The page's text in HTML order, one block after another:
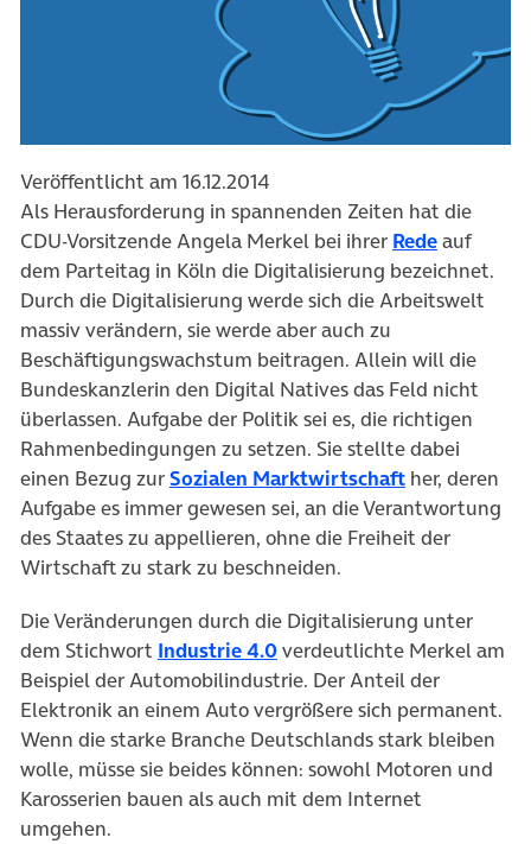
Veröffentlicht am 16.12.2014
Als Herausforderung in spannenden Zeiten hat die
CDU-Vorsitzende Angela Merkel bei ihrer Redeauf
dem Parteitag in Köln die Digitalisierung bezeichnet.
Durch die Digitalisierung werde sich die Arbeitswelt
massiv verändern, sie werde aber auch zu
Beschäftigungswachstum beitragen. Allein will die
Bundeskanzlerin den Digital Natives das Feld nicht
überlassen. Aufgabe der Politik sei es, die richtigen
Rahmenbedingungen zu setzen. Sie stellte dabei
einen Bezug zurSozialen Marktwirtschaft her, deren
Aufgabe es immer gewesen sei, an die Verantwortung
des Staates zu appellieren, ohne die Freiheit der
Wirtschaft zu stark zu beschneiden.
Die Veränderungen durch die Digitalisierung unter
dem Stichwort Industrie 4.0verdeutlichte Merkel am
Beispiel der Automobilindustrie. Der Anteil der
Elektronik an einem Auto vergrößere sich permanent.
Wenn die starke Branche Deutschlands stark bleiben
wolle, müsse sie beides können: sowohl Motoren und
Karosserien bauen als auch mit dem Internet
umgehen.